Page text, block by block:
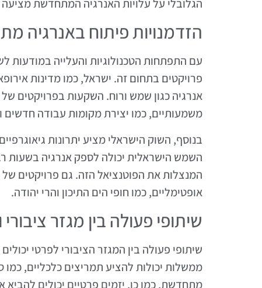
הגלובלי על עלויות האנרגיה המתחדשת מציעה
הזדמנויות פיתוח באנרגיה
עם התפתחות הטכנולוגיות והעלייה
פרויקטים בתחום זה. ישראל, כמו מדינות
אנרגיה כגון שמש ורוח. השקעות בפרויקטים
משמעותיים, כמו יצירת מקומות עבודה חדשים
בנוסף, השוק הישראלי מציע יתרונות
השמש הישראלית יכולה לספק אנרגיה בשעות
המנצלות את הפוטנציאל הזה. גם פרויקטים
אופטימליים, כמו חופי הים התיכון והרי יהודה.
שיתופי פעולה בין מגזר ציבורי
שיתופי פעולה בין המגזר הציבורי לפרטי
ממשלות יכולות להציע תמריצים כלכליים,
מתחדשת. כמו כן, יזמים פרטיים יכולים